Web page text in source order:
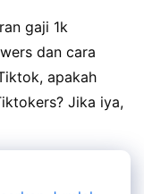
gaji 1k
dan cara
apakah
Jika iya,